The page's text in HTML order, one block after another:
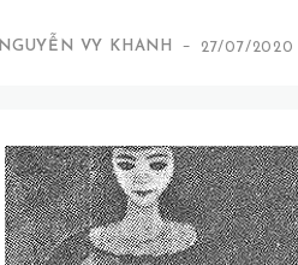
NGUYỄN VY KHANH - 27/07/2020